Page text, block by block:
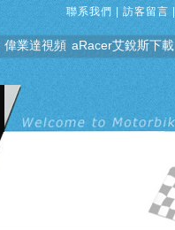
聯系我們 訪客留言
偉業達視頻 aRacer艾銳斯下載